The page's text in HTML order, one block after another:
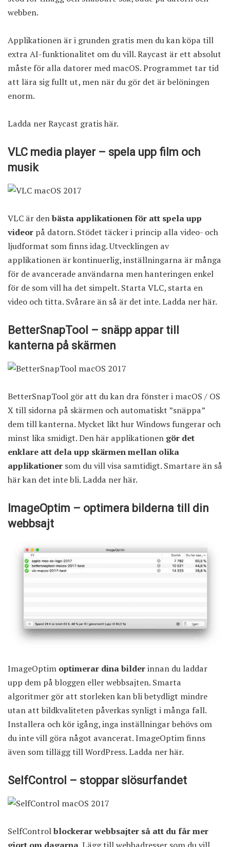
webben.
Applikationen är i grunden gratis men du kan köpa till
extra AI-funktionalitet om du vill. Raycast är ett absolut
måste för alla datorer med macOS. Programmet tar tid
att lära sig fullt ut, men när du gör det är belöningen
enorm.
Ladda ner Raycast gratis här.
VLC media player – spela upp film och
musik
VLC är denbästa applikationen för att spela upp
videor på datorn. Stödet täcker i princip alla video- och
ljudformat som finns idag. Utvecklingen av
applikationen är kontinuerlig, inställningarna är många
för de avancerade användarna men hanteringen enkel
för de som vill ha det simpelt. Starta VLC, starta en
video och titta. Svårare än så är det inte.Ladda ner här.
BetterSnapTool – snäpp appar till
kanterna på skärmen
BetterSnapTool gör att du kan dra fönster i macOS / OS
X till sidorna på skärmen och automatiskt ”snäppa”
dem till kanterna. Mycket likt hur Windows fungerar och
minst lika smidigt. Den här applikationen gör det
enklare att dela upp skärmen mellan olika
applikationer som du vill visa samtidigt. Smartare än så
här kan det inte bli.Ladda ner här.
ImageOptim – optimera bilderna till din
webbsajt
ImageOptim optimerar dina bilderinnan du laddar
upp dem på bloggen eller webbsajten. Smarta
algoritmer gör att storleken kan bli betydligt mindre
utan att bildkvaliteten påverkas synligt i många fall.
Installera och kör igång, inga inställningar behövs om
du inte vill göra något avancerat. ImageOptim finns
även som tillägg till WordPress.Ladda ner här.
SelfControl – stoppar slösurfandet
SelfControlblockerar webbsajter så att du får mer